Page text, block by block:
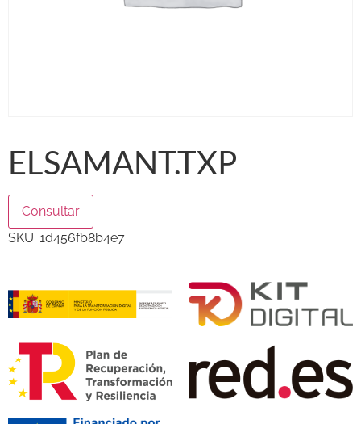
ELSAMANT.TXP
Consultar
SKU: 1d456fb8b4e7